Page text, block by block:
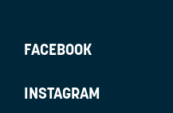
FACEBOOK
INSTAGRAM